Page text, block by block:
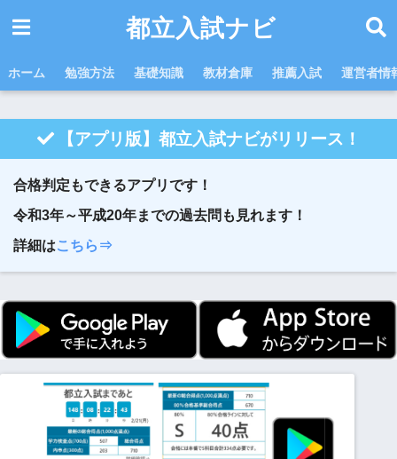
都立入試ナビ
ホーム 勉強方法 基礎知識 教材倉庫 推薦入試 運営者情
【アプリ版】都立入試ナビがリリース！
合格判定もできるアプリです！
令和3年～平成20年までの過去問も見れます！
詳細はこちら⇒